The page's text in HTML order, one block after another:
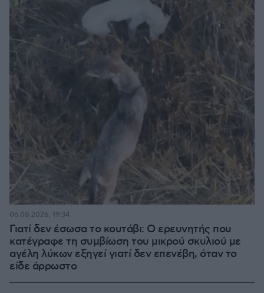
Γιατί δεν έσωσα το κουτάβι: Ο ερευνητής που
κατέγραφε τη συμβίωση του μικρού σκυλιού με
αγέλη λύκων εξηγεί γιατί δεν επενέβη, όταν το
είδε άρρωστο
06.08.2026, 19:34